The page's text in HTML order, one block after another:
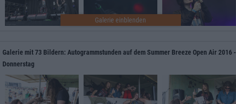
Galerie mit 73 Bildern: Autogrammstunden auf dem Summer Breeze Open Air 2016 -
Donnerstag